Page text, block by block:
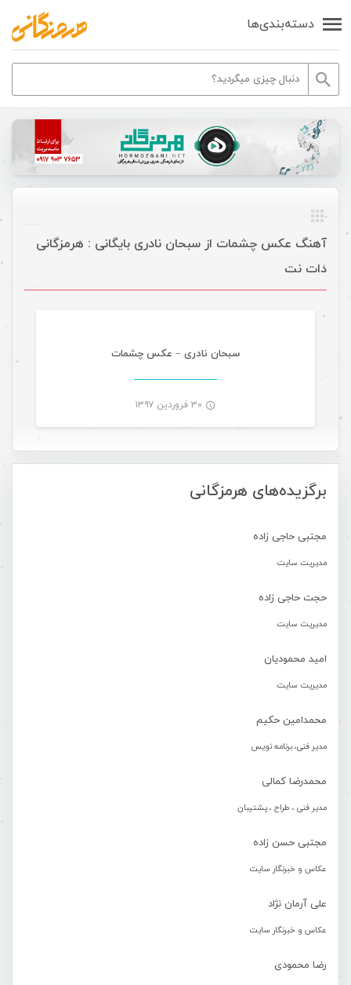
دسته‌بندی‌ها
برگزیده‌های هرمزگانی
مجتبی حاجی زاده
مدیریت سایت
حجت حاجی زاده
مدیریت سایت
امید محمودیان
مدیریت سایت
محمدامین حکیم
مدیر فنی، برنامه نویس
محمدرضا کمالی
مدیر فنی ، طراح ، پشتیبان
مجتبی حسن زاده
عکاس و خبرنگار سایت
علی آرمان نژاد
عکاس و خبرنگار سایت
رضا محمودی
آهنگ عکس چشمات از سبحان نادری بایگانی : هرمزگانی
دات نت
سبحان نادری – عکس چشمات
۳۰ فروردین ۱۳۹۷